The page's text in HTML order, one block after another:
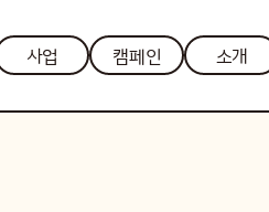
사업 캠페인 소개